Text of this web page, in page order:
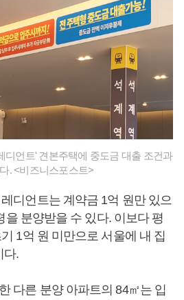
디언트' 견본주택에 중도금 대출 조건과
. <비즈니스포스트>
디언트는 계약금 1억 원만 있으
을 분양받을 수 있다. 이보다 평
1억 원 미만으로 서울에 내 집
다.
다른 분양 아파트의 84㎡는 입